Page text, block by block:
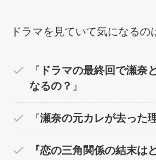
ドラマを見ていて気になるの
『 ドラマの最終回で瀬奈
なるの？ 』
『瀬奈の元カレが去った
『恋の三角関係の結末は